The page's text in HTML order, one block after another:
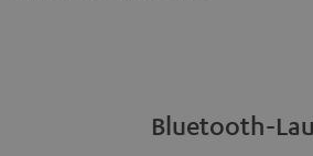
Bluetooth-